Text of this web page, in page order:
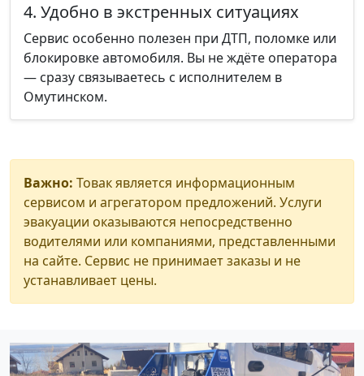
4. Удобно в экстренных ситуациях
Сервис особенно полезен при ДТП, поломке или
блокировке автомобиля. Вы не ждёте оператора
— сразу связываетесь с исполнителем в
Омутинском.
Важно: Товак является информационным
сервисом и агрегатором предложений. Услуги
эвакуации оказываются непосредственно
водителями или компаниями, представленными
на сайте. Сервис не принимает заказы и не
устанавливает цены.